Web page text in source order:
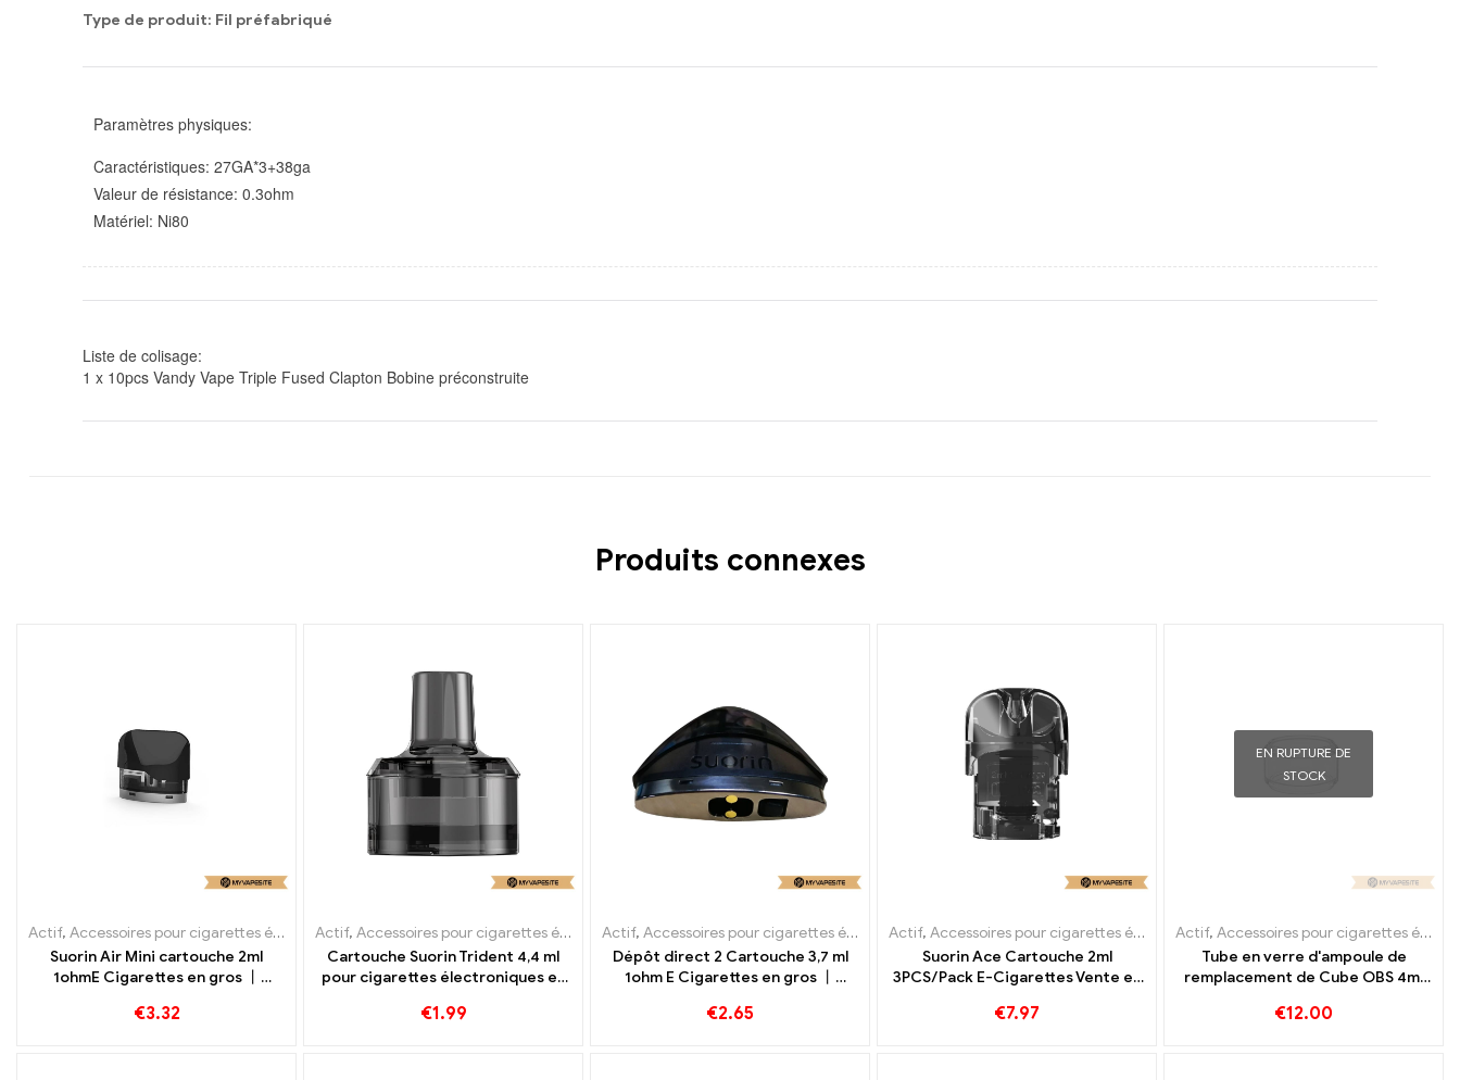
Type de produit: Fil préfabriqué
Paramètres physiques:
Caractéristiques: 27GA*3+38ga
Valeur de résistance: 0.3ohm
Matériel: Ni80
Liste de colisage:
1 x 10pcs Vandy Vape Triple Fused Clapton Bobine préconstruite
Produits connexes
Actif, Accessoires pour cigarettes électroniques ,Évaporateur
Suorin Air Mini cartouche 2ml
1ohmE Cigarettes en gros 丨
€3.32
Actif, Accessoires pour cigarettes électroniques ,Évaporateur
Cartouche Suorin Trident 4,4 ml
pour cigarettes électroniques en
€1.99
Actif, Accessoires pour cigarettes électroniques ,Évaporateur
Dépôt direct 2 Cartouche 3,7 ml
1ohm E Cigarettes en gros 丨
€2.65
Actif, Accessoires pour cigarettes électroniques ,Évaporateur
Suorin Ace Cartouche 2ml
3PCS/Pack E-Cigarettes Vente en
€7.97
EN RUPTURE DE
STOCK
Actif, Accessoires pour cigarettes électroniques
Tube en verre d'ampoule de
remplacement de Cube OBS 4ml
de cigarettes électroniques,
€12.00